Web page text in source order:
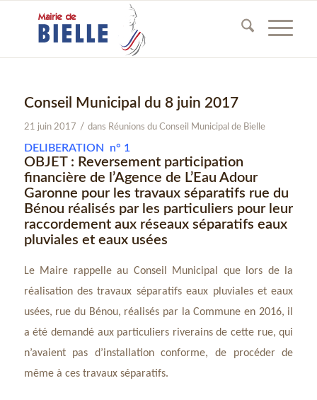
Conseil Municipal du 8 juin 2017
21 juin 2017 / dans Réunions du Conseil Municipal de Bielle
DELIBERATION n° 1
OBJET : Reversement participation
financière de l’Agence de L’Eau Adour
Garonne pour les travaux séparatifs rue du
Bénou réalisés par les particuliers pour leur
raccordement aux réseaux séparatifs eaux
pluviales et eaux usées
Le Maire rappelle au Conseil Municipal que lors de la
réalisation des travaux séparatifs eaux pluviales et eaux
usées, rue du Bénou, réalisés par la Commune en 2016, il
a été demandé aux particuliers riverains de cette rue, qui
n’avaient pas d’installation conforme, de procéder de
même à ces travaux séparatifs.